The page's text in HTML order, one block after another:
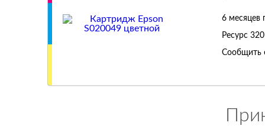
6 месяцев
Ресурс
Сообщить